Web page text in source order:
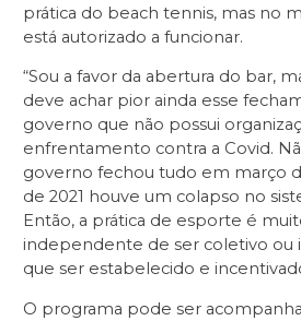
prática do beach tennis, mas no
está autorizado a funcionar.
“Sou a favor da abertura do bar,
deve achar pior ainda esse
governo que não possui
enfrentamento contra a Covid.
governo fechou tudo em março
de 2021 houve um colapso no
Então, a prática de esporte é
independente de ser coletivo ou
que ser estabelecido e
O programa pode ser